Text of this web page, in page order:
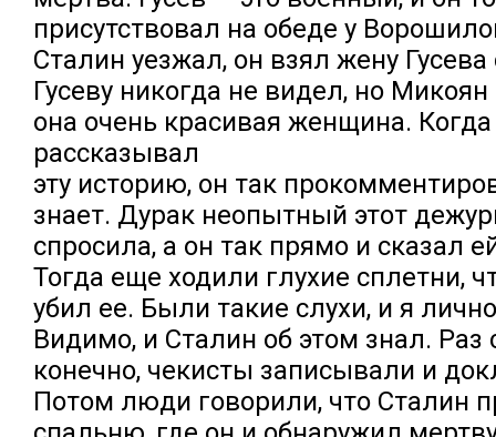
присутствовал на обеде у
Сталин уезжал, он взял жену Гусева
Гусеву никогда не видел, но Микоян
она очень красивая женщина.
рассказывал
эту историю, он так
знает. Дурак неопытный этот
спросила, а он так прямо и сказал
Тогда еще ходили глухие сплетни,
убил ее. Были такие слухи, и я
Видимо, и Сталин об этом знал. Раз
конечно, чекисты записывали и
Потом люди говорили, что Сталин